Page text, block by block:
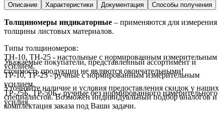
Описание Характеристики Документация Способы получения
Толщиномеры индикаторные – применяются для измерения
толщины листовых материалов.
Типы толщиномеров:
ТН-10, ТН-25 - настольные с нормированным измерительным
усилием.
ТР-10, ТР-25 - ручные с нормированным измерительным
усилием.
ТР-25Б, ТР-50Б - ручные без нормированного измерительного
усилия.
Уважаемые покупатели, представленный ассортимент и
стоимость продукции не являются окончательными!
Уточняйте наличие и условия предоставления скидок у наших
специалистов. Возможен индивидуальный подбор аналогов и
комплектация заказа под Ваши задачи.